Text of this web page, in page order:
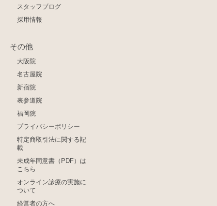
スタッフブログ
採用情報
その他
大阪院
名古屋院
新宿院
表参道院
福岡院
プライバシーポリシー
特定商取引法に関する記
載
未成年同意書（PDF）は
こちら
オンライン診療の実施に
ついて
経営者の方へ